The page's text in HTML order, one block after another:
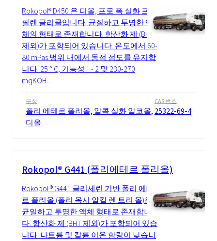
Rokopol® D450 은 디올, 프로 폭 실화 프로
필렌 글리콜입니다. 균질하고 투명한 액
체의 형태로 존재합니다. 항산화 제 (BHT
제외)가 포함되어 있습니다. 온도에서 60-
80 mPas 범위 내에서 동적 점도를 유지합
니다. 25 ° C, 기능성 f ~ 2 및 230-270
mgKOH...
구성
폴리 에테르 폴리올, 알콕 실화 알코올,
디올
CAS 번호
25322-69-4
Rokopol® G441 (폴리에테르 폴리올)
Rokopol ® G441 글리세린 기반 폴리 에테
르 폴리올 (폴리 옥시 알킬 렌 트리 올)은
균일하고 투명한 액체 형태로 존재합니
다. 항산화 제 (BHT 제외)가 포함되어 있습
니다. 나트륨 및 칼륨 이온 함량이 낮습니